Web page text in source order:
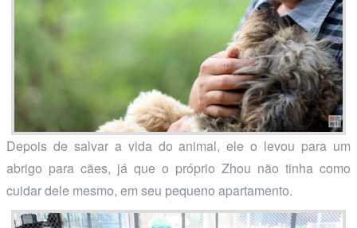
Depois de salvar a vida do animal, ele o levou para um
abrigo para cães, já que o próprio Zhou não tinha como
cuidar dele mesmo, em seu pequeno apartamento.